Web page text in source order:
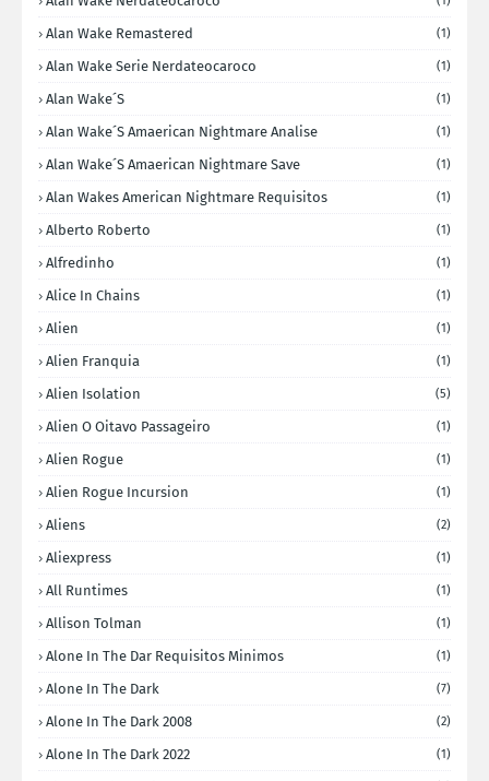
Alan Wake Remastered (1)
Alan Wake Serie Nerdateocaroco (1)
Alan Wake´s (1)
Alan Wake´s Amaerican Nightmare Analise (1)
Alan Wake´s Amaerican Nightmare Save (1)
Alan Wakes American Nightmare Requisitos (1)
Alberto Roberto (1)
Alfredinho (1)
Alice In Chains (1)
Alien (1)
Alien Franquia (1)
Alien Isolation (5)
Alien O Oitavo Passageiro (1)
Alien Rogue (1)
Alien Rogue Incursion (1)
Aliens (2)
Aliexpress (1)
All Runtimes (1)
Allison Tolman (1)
Alone In The Dar Requisitos Minimos (1)
Alone In The Dark (7)
Alone In The Dark 2008 (2)
Alone In The Dark 2022 (1)